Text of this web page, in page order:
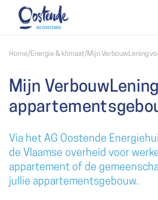
Home/ Energie & klimaat/ Mijn VerbouwLening
Mijn
Via het AG Oostende
de Vlaamse overheid voor
appartement of de
jullie appartementsgebouw.